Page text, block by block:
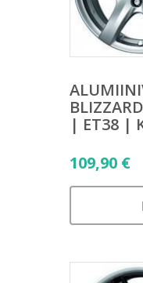
| ET38 |
109,90 €